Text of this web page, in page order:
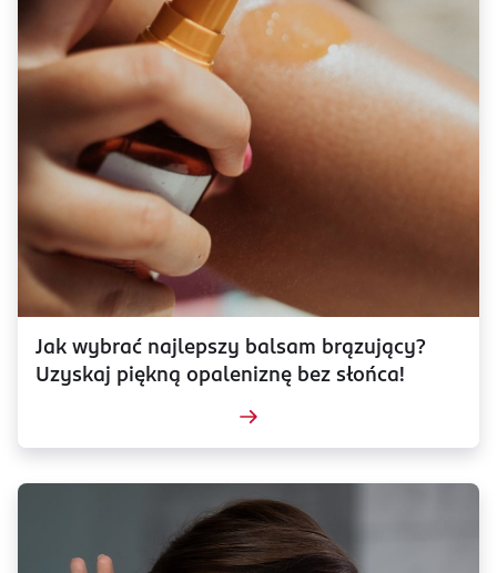
Jak wybrać najlepszy balsam brązujący?
Uzyskaj piękną opaleniznę bez słońca!